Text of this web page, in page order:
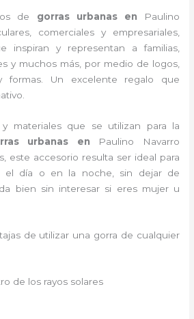
de gorras urbanas en
Paulino
comerciales y empresariales,
inspiran y representan a familias,
y muchos más, por medio de logos,
formas. Un excelente regalo que
y materiales que se utilizan para la
urbanas en Paulino Navarro
este accesorio resulta ser ideal para
día o en la noche, sin dejar de
bien sin interesar si eres mujer u
de utilizar una gorra de cualquier
de los rayos solares